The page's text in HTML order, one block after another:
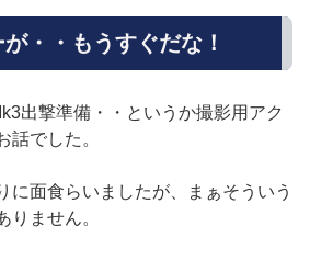
・・もうすぐだな！
出撃準備・・というか撮影用アク
話でした。
に面食らいましたが、まぁそういう
りません。